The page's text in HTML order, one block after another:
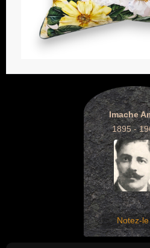
Imache
1895 -
Notez-le